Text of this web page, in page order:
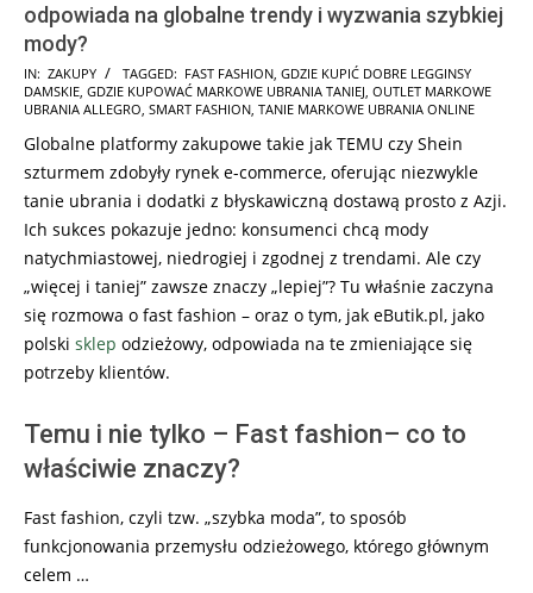
odpowiada na globalne trendy i wyzwania szybkiej
mody?
2025-
07-
IN: ZAKUPY TAGGED: FAST FASHION GDZIE KUPIĆ DOBRE LEGGINSY
DAMSKIE GDZIE KUPOWAĆ MARKOWE UBRANIA TANIEJ OUTLET MARKOWE
UBRANIA ALLEGRO SMART FASHION TANIE MARKOWE UBRANIA ONLINE
Globalne platformy zakupowe takie jak TEMU czy Shein
szturmem zdobyły rynek e-commerce, oferując niezwykle
tanie ubrania i dodatki z błyskawiczną dostawą prosto z Azji.
Ich sukces pokazuje jedno: konsumenci chcą mody
natychmiastowej, niedrogiej i zgodnej z trendami. Ale czy
„więcej i taniej” zawsze znaczy „lepiej”? Tu właśnie zaczyna
się rozmowa o fast fashion – oraz o tym, jak eButik.pl, jako
polski sklep odzieżowy, odpowiada na te zmieniające się
potrzeby klientów.
Temu i nie tylko – Fast fashion– co to
właściwie znaczy?
Fast fashion, czyli tzw. „szybka moda”, to sposób
funkcjonowania przemysłu odzieżowego, którego głównym
celem …